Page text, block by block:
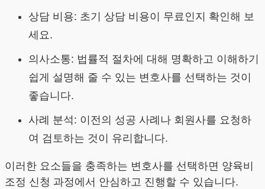
상담 비용: 초기 상담 비용이 무료인지 확인해 보
세요.
의사소통: 법률적 절차에 대해 명확하고 이해하기
쉽게 설명해 줄 수 있는 변호사를 선택하는 것이
좋습니다.
사례 분석: 이전의 성공 사례나 회원사를 요청하
여 검토하는 것이 유리합니다.
이러한 요소들을 충족하는 변호사를 선택하면 양육비
조정 신청 과정에서 안심하고 진행할 수 있습니다.